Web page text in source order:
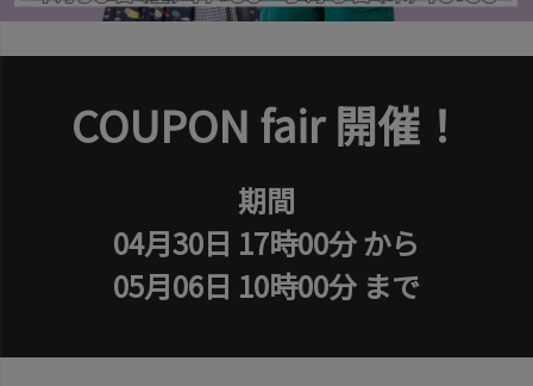
COUPON fair 開催！
期間
04月30日 17時00分 から
05月06日 10時00分 まで